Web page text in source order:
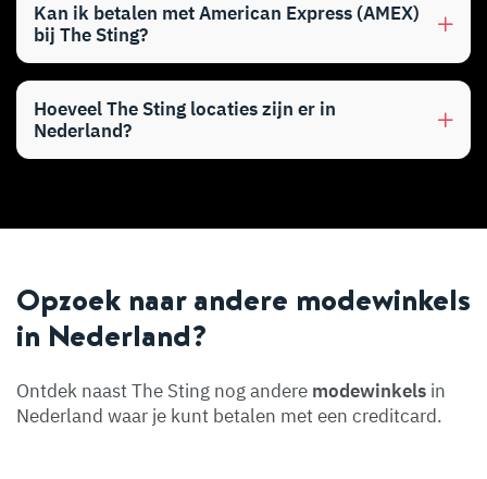
Kan ik betalen met American Express (AMEX)
bij The Sting?
Hoeveel The Sting locaties zijn er in
Nederland?
Opzoek naar andere modewinkels
in Nederland?
Ontdek naast The Sting nog andere modewinkels in
Nederland waar je kunt betalen met een creditcard.